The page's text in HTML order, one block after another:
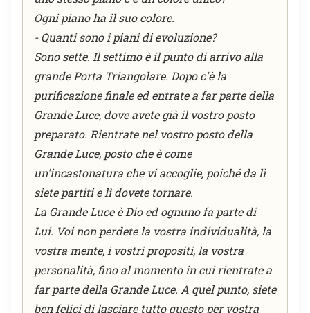
Ogni piano ha il suo colore.
- Quanti sono i piani di evoluzione?
Sono sette. Il settimo è il punto di arrivo alla
grande Porta Triangolare. Dopo c'è la
purificazione finale ed entrate a far parte della
Grande Luce, dove avete già il vostro posto
preparato. Rientrate nel vostro posto della
Grande Luce, posto che è come
un'incastonatura che vi accoglie, poiché da lì
siete partiti e lì dovete tornare.
La Grande Luce è Dio ed ognuno fa parte di
Lui. Voi non perdete la vostra individualità, la
vostra mente, i vostri propositi, la vostra
personalità, fino al momento in cui rientrate a
far parte della Grande Luce. A quel punto, siete
ben felici di lasciare tutto questo per vostra